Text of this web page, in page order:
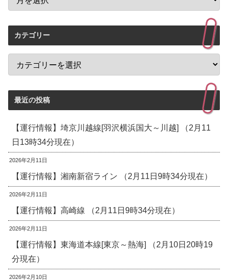
カテゴリー
最近の投稿
【運行情報】埼京川越線[羽沢横浜国大～川越] （2月11
日13時34分現在）
2026年2月11日
【運行情報】湘南新宿ライン （2月11日9時34分現在）
2026年2月11日
【運行情報】高崎線 （2月11日9時34分現在）
2026年2月11日
【運行情報】東海道本線[東京～熱海] （2月10日20時19
分現在）
2026年2月10日